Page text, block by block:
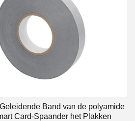
Band van de polyamide
Card-Spaander het Plakken